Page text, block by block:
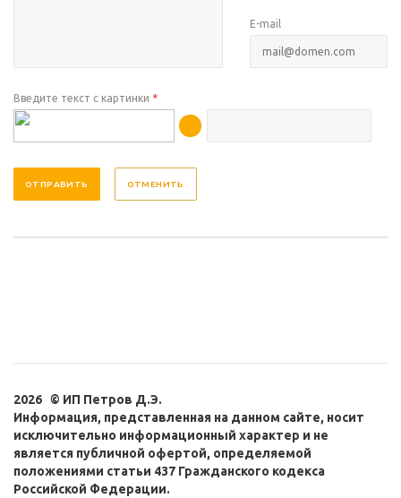
E-mail
Введите текст с картинки *
ОТМЕНИТЬ
2026 © ИП Петров Д.Э.
Информация, представленная на данном сайте, носит
исключительно информационный характер и не
является публичной офертой, определяемой
положениями статьи 437 Гражданского кодекса
Российской Федерации.